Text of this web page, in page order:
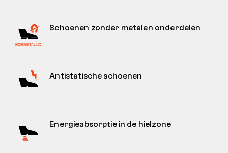
Schoenen zonder metalen onderdelen
Antistatische schoenen
Energieabsorptie in de hielzone